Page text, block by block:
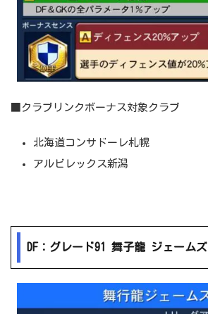
■クラブリンクボーナス対象クラブ
北海道コンサドーレ札幌
アルビレックス新潟
DF：グレード91 舞子龍 ジェームズ